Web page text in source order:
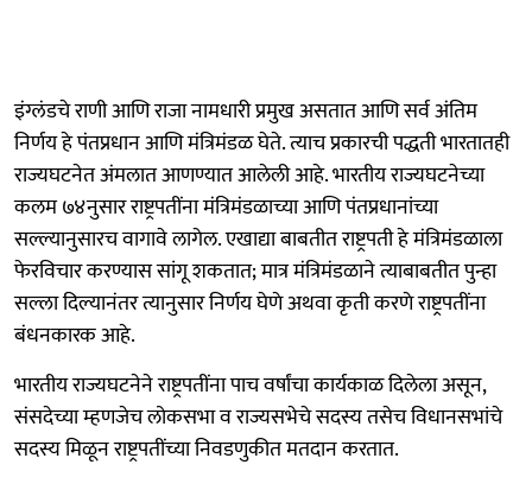
इंग्लंडचे राणी आणि राजा नामधारी प्रमुख असतात आणि सर्व अंतिम
निर्णय हे पंतप्रधान आणि मंत्रिमंडळ घेते. त्याच प्रकारची पद्धती भारतातही
राज्यघटनेत अंमलात आणण्यात आलेली आहे. भारतीय राज्यघटनेच्या
कलम ७४नुसार राष्ट्रपतींना मंत्रिमंडळाच्या आणि पंतप्रधानांच्या
सल्ल्यानुसारच वागावे लागेल. एखाद्या बाबतीत राष्ट्रपती हे मंत्रिमंडळाला
फेरविचार करण्यास सांगू शकतात; मात्र मंत्रिमंडळाने त्याबाबतीत पुन्हा
सल्ला दिल्यानंतर त्यानुसार निर्णय घेणे अथवा कृती करणे राष्ट्रपतींना
बंधनकारक आहे.
भारतीय राज्यघटनेने राष्ट्रपतींना पाच वर्षांचा कार्यकाळ दिलेला असून,
संसदेच्या म्हणजेच लोकसभा व राज्यसभेचे सदस्य तसेच विधानसभांचे
सदस्य मिळून राष्ट्रपतींच्या निवडणुकीत मतदान करतात.